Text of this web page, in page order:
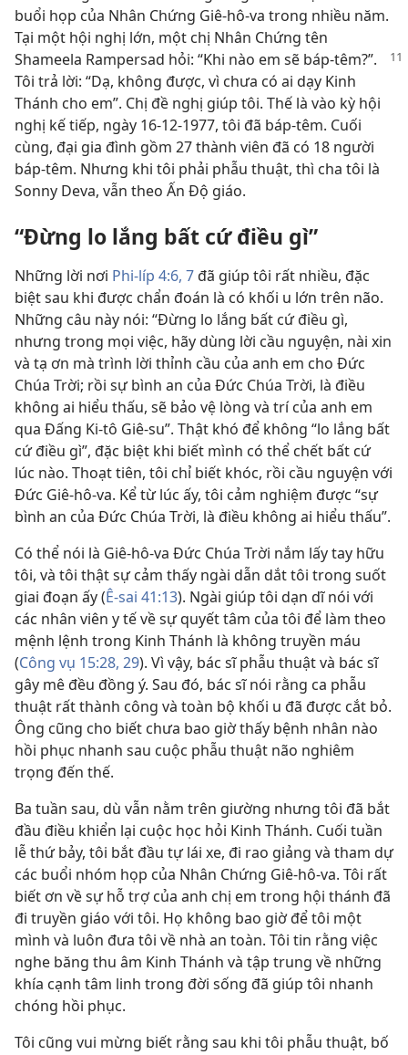
buổi họp của Nhân Chứng Giê-hô-va trong nhiều năm.
Tại một hội nghị lớn, một chị Nhân Chứng tên
Shameela Rampersad hỏi: “Khi nào em sẽ báp-têm?”.
Tôi trả lời: “Dạ, không được, vì chưa có ai dạy Kinh
Thánh cho em”. Chị đề nghị giúp tôi. Thế là vào kỳ hội
nghị kế tiếp, ngày 16-12-1977, tôi đã báp-têm. Cuối
cùng, đại gia đình gồm 27 thành viên đã có 18 người
báp-têm. Nhưng khi tôi phải phẫu thuật, thì cha tôi là
Sonny Deva, vẫn theo Ấn Độ giáo.
“Đừng lo lắng bất cứ điều gì”
Những lời nơi Phi-líp 4:6, 7đã giúp tôi rất nhiều, đặc
biệt sau khi được chẩn đoán là có khối u lớn trên não.
Những câu này nói: “Đừng lo lắng bất cứ điều gì,
nhưng trong mọi việc, hãy dùng lời cầu nguyện, nài xin
và tạ ơn mà trình lời thỉnh cầu của anh em cho Đức
Chúa Trời; rồi sự bình an của Đức Chúa Trời, là điều
không ai hiểu thấu, sẽ bảo vệ lòng và trí của anh em
qua Đấng Ki-tô Giê-su”. Thật khó để không “lo lắng bất
cứ điều gì”, đặc biệt khi biết mình có thể chết bất cứ
lúc nào. Thoạt tiên, tôi chỉ biết khóc, rồi cầu nguyện với
Đức Giê-hô-va. Kể từ lúc ấy, tôi cảm nghiệm được “sự
bình an của Đức Chúa Trời, là điều không ai hiểu thấu”.
Có thể nói là Giê-hô-va Đức Chúa Trời nắm lấy tay hữu
tôi, và tôi thật sự cảm thấy ngài dẫn dắt tôi trong suốt
giai đoạn ấy (Ê-sai 41:13). Ngài giúp tôi dạn dĩ nói với
các nhân viên y tế về sự quyết tâm của tôi để làm theo
mệnh lệnh trong Kinh Thánh là không truyền máu
(Công vụ 15:28, 29). Vì vậy, bác sĩ phẫu thuật và bác sĩ
gây mê đều đồng ý. Sau đó, bác sĩ nói rằng ca phẫu
thuật rất thành công và toàn bộ khối u đã được cắt bỏ.
Ông cũng cho biết chưa bao giờ thấy bệnh nhân nào
hồi phục nhanh sau cuộc phẫu thuật não nghiêm
trọng đến thế.
Ba tuần sau, dù vẫn nằm trên giường nhưng tôi đã bắt
đầu điều khiển lại cuộc học hỏi Kinh Thánh. Cuối tuần
lễ thứ bảy, tôi bắt đầu tự lái xe, đi rao giảng và tham dự
các buổi nhóm họp của Nhân Chứng Giê-hô-va. Tôi rất
biết ơn về sự hỗ trợ của anh chị em trong hội thánh đã
đi truyền giáo với tôi. Họ không bao giờ để tôi một
mình và luôn đưa tôi về nhà an toàn. Tôi tin rằng việc
nghe băng thu âm Kinh Thánh và tập trung về những
khía cạnh tâm linh trong đời sống đã giúp tôi nhanh
chóng hồi phục.
Tôi cũng vui mừng biết rằng sau khi tôi phẫu thuật, bố